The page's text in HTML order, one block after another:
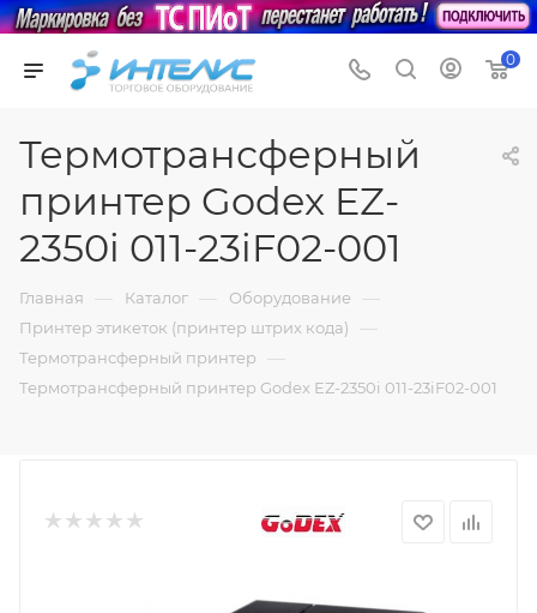
0
Термотрансферный
принтер Godex EZ-
2350i 011-23iF02-001
Главная — Каталог — Оборудование —
Принтер этикеток (принтер штрих кода) —
Термотрансферный принтер —
Термотрансферный принтер Godex EZ-2350i 011-23iF02-001